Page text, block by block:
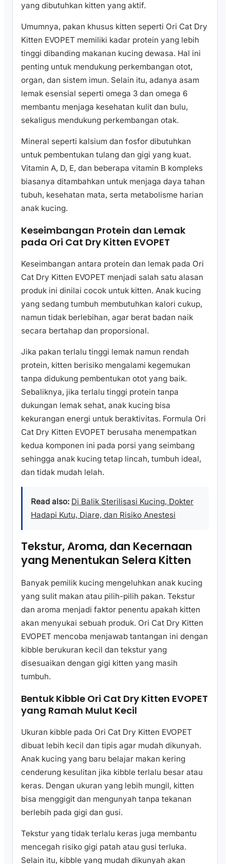
yang dibutuhkan kitten yang aktif.
Umumnya, pakan khusus kitten seperti Ori Cat Dry
Kitten EVOPET memiliki kadar protein yang lebih
tinggi dibanding makanan kucing dewasa. Hal ini
penting untuk mendukung perkembangan otot,
organ, dan sistem imun. Selain itu, adanya asam
lemak esensial seperti omega 3 dan omega 6
membantu menjaga kesehatan kulit dan bulu,
sekaligus mendukung perkembangan otak.
Mineral seperti kalsium dan fosfor dibutuhkan
untuk pembentukan tulang dan gigi yang kuat.
Vitamin A, D, E, dan beberapa vitamin B kompleks
biasanya ditambahkan untuk menjaga daya tahan
tubuh, kesehatan mata, serta metabolisme harian
anak kucing.
Keseimbangan Protein dan Lemak
pada Ori Cat Dry Kitten EVOPET
Keseimbangan antara protein dan lemak pada Ori
Cat Dry Kitten EVOPET menjadi salah satu alasan
produk ini dinilai cocok untuk kitten. Anak kucing
yang sedang tumbuh membutuhkan kalori cukup,
namun tidak berlebihan, agar berat badan naik
secara bertahap dan proporsional.
Jika pakan terlalu tinggi lemak namun rendah
protein, kitten berisiko mengalami kegemukan
tanpa didukung pembentukan otot yang baik.
Sebaliknya, jika terlalu tinggi protein tanpa
dukungan lemak sehat, anak kucing bisa
kekurangan energi untuk beraktivitas. Formula Ori
Cat Dry Kitten EVOPET berusaha menempatkan
kedua komponen ini pada porsi yang seimbang
sehingga anak kucing tetap lincah, tumbuh ideal,
dan tidak mudah lelah.
Read also: Di Balik Sterilisasi Kucing, Dokter
Hadapi Kutu, Diare, dan Risiko Anestesi
Tekstur, Aroma, dan Kecernaan
yang Menentukan Selera Kitten
Banyak pemilik kucing mengeluhkan anak kucing
yang sulit makan atau pilih-pilih pakan. Tekstur
dan aroma menjadi faktor penentu apakah kitten
akan menyukai sebuah produk. Ori Cat Dry Kitten
EVOPET mencoba menjawab tantangan ini dengan
kibble berukuran kecil dan tekstur yang
disesuaikan dengan gigi kitten yang masih
tumbuh.
Bentuk Kibble Ori Cat Dry Kitten EVOPET
yang Ramah Mulut Kecil
Ukuran kibble pada Ori Cat Dry Kitten EVOPET
dibuat lebih kecil dan tipis agar mudah dikunyah.
Anak kucing yang baru belajar makan kering
cenderung kesulitan jika kibble terlalu besar atau
keras. Dengan ukuran yang lebih mungil, kitten
bisa menggigit dan mengunyah tanpa tekanan
berlebih pada gigi dan gusi.
Tekstur yang tidak terlalu keras juga membantu
mencegah risiko gigi patah atau gusi terluka.
Selain itu, kibble yang mudah dikunyah akan